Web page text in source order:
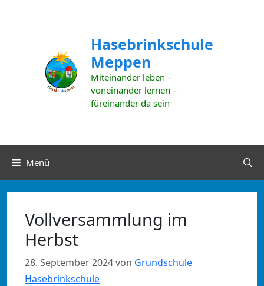
Hasebrinkschule
Meppen
Miteinander leben –
voneinander lernen –
füreinander da sein
Menü
Vollversammlung im
Herbst
28. September 2024von Grundschule
Hasebrinkschule